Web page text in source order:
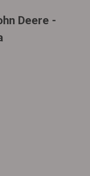
Deere -